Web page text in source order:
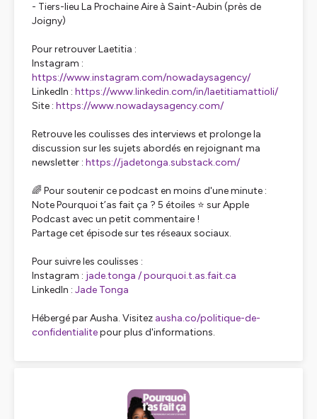
- Tiers-lieu La Prochaine Aire à Saint-Aubin (près de
Joigny)
Pour retrouver Laetitia :
Instagram :
https://www.instagram.com/nowadaysagency/
LinkedIn : https://www.linkedin.com/in/laetitiamattioli/
Site : https://www.nowadaysagency.com/
Retrouve les coulisses des interviews et prolonge la
discussion sur les sujets abordés en rejoignant ma
newsletter : https://jadetonga.substack.com/
🌈 Pour soutenir ce podcast en moins d'une minute :
Note Pourquoi t’as fait ça ? 5 étoiles ⭐ sur Apple
Podcast avec un petit commentaire !
Partage cet épisode sur tes réseaux sociaux.
Pour suivre les coulisses :
Instagram : jade.tonga /pourquoi.t.as.fait.ca
LinkedIn : Jade Tonga
Hébergé par Ausha. Visitez ausha.co/politique-de-
confidentialitepour plus d'informations.